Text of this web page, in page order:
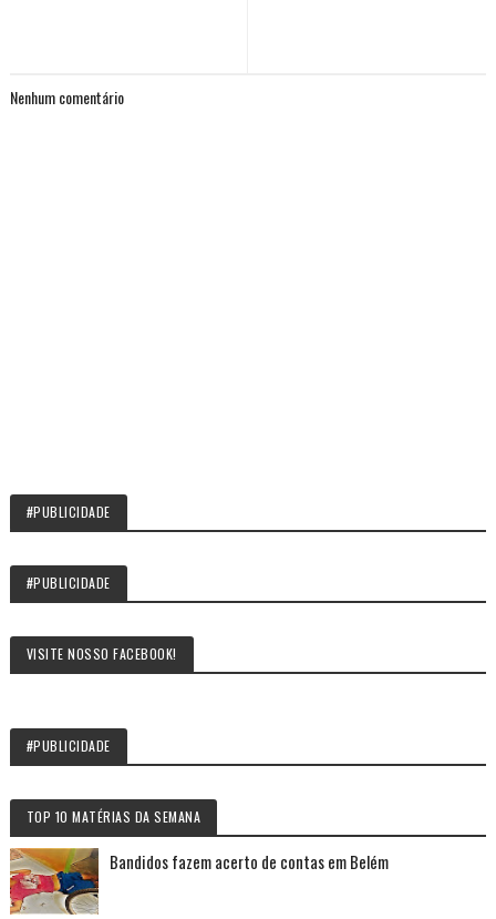
Nenhum comentário
#PUBLICIDADE
#PUBLICIDADE
VISITE NOSSO FACEBOOK!
#PUBLICIDADE
TOP 10 MATÉRIAS DA SEMANA
Bandidos fazem acerto de contas em Belém